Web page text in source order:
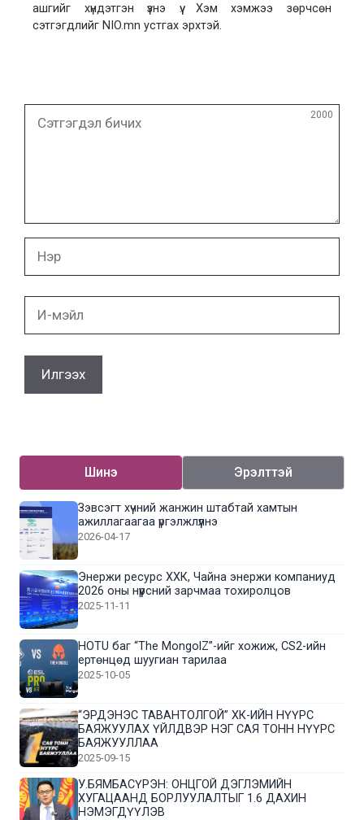
ашгийг хүндэтгэн үзнэ үү. Хэм хэмжээ зөрчсөн
сэтгэгдлийг NIO.mn устгах эрхтэй.
бичих
2000
Шинэ Эрэлттэй
Зэвсэгт хүчний жанжин штабтай хамтын
ажиллагаагаа үргэлжлүүлнэ
2026-04-17
Энержи ресурс ХХК, Чайна энержи компаниуд
2026 оны нүүрсний зарчмаа тохиролцов
2025-11-11
HOTU баг “The MongolZ”-ийг хожиж, CS2-ийн
ертөнцөд шуугиан тарилаа
2025-10-05
“ЭРДЭНЭС ТАВАНТОЛГОЙ” ХК-ИЙН НҮҮРС
БАЯЖУУЛАХ ҮЙЛДВЭР НЭГ САЯ ТОНН НҮҮРС
БАЯЖУУЛЛАА
2025-09-15
У.БЯМБАСҮРЭН: ОНЦГОЙ ДЭГЛЭМИЙН
ХУГАЦААНД БОРЛУУЛАЛТЫГ 1.6 ДАХИН
НЭМЭГДҮҮЛЭВ